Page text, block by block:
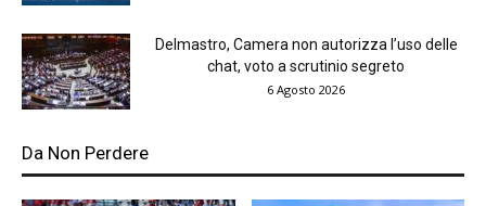
Delmastro, Camera non autorizza l’uso delle
chat, voto a scrutinio segreto
6 Agosto 2026
Da Non Perdere